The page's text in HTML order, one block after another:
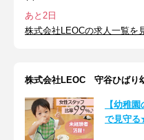
あと2日
株式会社LEOCの求人一覧を
株式会社LEOC 守谷ひばり
【幼稚
で見守る